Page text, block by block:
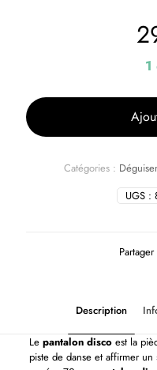
1
UGS :
Catégories :
Partager
Description
Le pantalon discoest la
piste de danse et affirmer